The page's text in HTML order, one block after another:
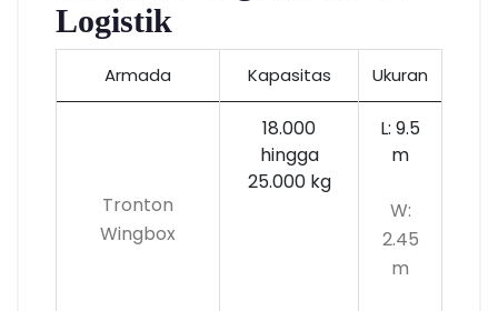
Logistik
Armada Kapasitas Ukuran
Tronton
Wingbox
18.000
hingga
25.000 kg
L: 9.5
m
W:
2.45
m